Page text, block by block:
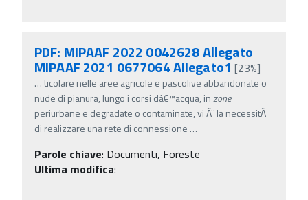
PDF: MIPAAF 2022 0042628 Allegato
MIPAAF 2021 0677064 Allegato1[23%]
…ticolare nelle aree agricole e pascolive abbandonate o
nude di pianura, lungo i corsi dâ€™acqua, inzone
periurbane e degradate o contaminate, vi Ã¨ la necessitÃ
di realizzare una rete di connessione …
Parole chiave: Documenti, Foreste
Ultima modifica: